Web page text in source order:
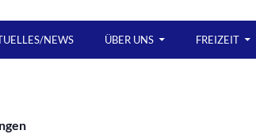
NEWS ÜBER UNS FREIZEIT